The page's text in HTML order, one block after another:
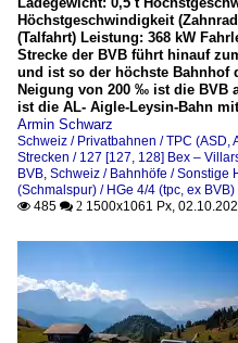
Höchstgeschwindigkeit
(Talfahrt) Leistung: 368 kW
Strecke der BVB führt hinauf
und ist so der höchste Bahnhof
Neigung von 200 ‰ ist die BVB
ist die AL- Aigle-Leysin-Bahn
Armin Schwarz
Schweiz / Privatbahnen / TPC (ASD,
Strecken / 127 [127, 128] Bex –
BVB Schweiz / Bahnhöfe / Sonstige
(Schmalspur) / HGe 4/4 (tpc, ex BVB)
 485  2 1500x1061 Px,